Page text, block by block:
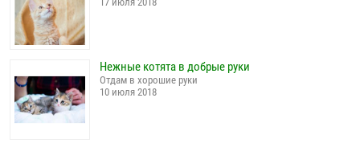
Нежные котята в добрые руки
Отдам в хорошие руки
10 июля 2018